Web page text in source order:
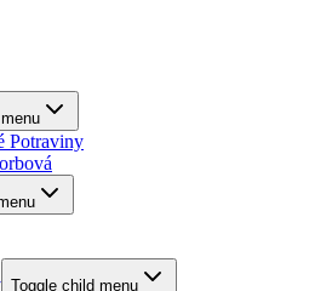
Potraviny
Toggle child menu